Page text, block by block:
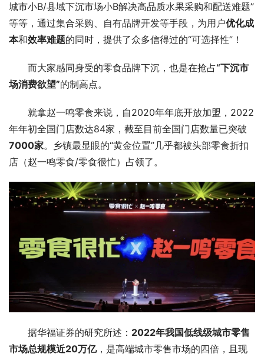
城市小B/县域下沉市场小B解决高品质水果采购和配送难题”
等等，通过集合采购、自有品牌开发等手段，为用户优化成
本和效率难题的同时，提供了众多信得过的“可选择性”！
而大家感同身受的零食品牌下沉，也是在抢占“下沉市
场消费欲望”的制高点。
就拿赵一鸣零食来说，自2020年年底开放加盟，2022
年年初全国门店数达84家，截至目前全国门店数量已突破
7000家。乡镇最显眼的“黄金位置”几乎都被头部零食折扣
店（赵一鸣零食/零食很忙）占领了。
据华福证券的研究所述： 2022年我国低线级城市零售
市场总规模近20万亿，是高端城市零售市场的四倍，且现